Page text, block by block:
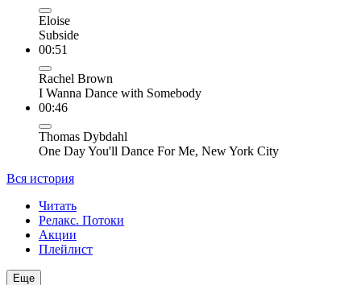
Eloise
Subside
00:51
Rachel Brown
I Wanna Dance with Somebody
00:46
Thomas Dybdahl
One Day You'll Dance For Me, New York City
Вся история
Читать
Релакс. Потоки
Акции
Плейлист
Еще